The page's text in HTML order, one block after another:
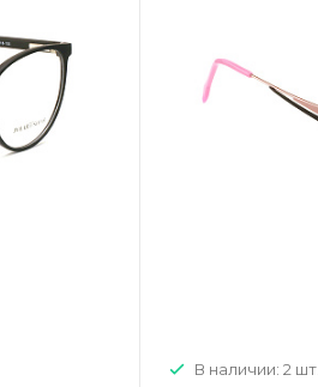
Космонавтов, д.15, ТЦ
"САТУРН", 1 этаж, пом. IV-
В наличии: 2 шт.